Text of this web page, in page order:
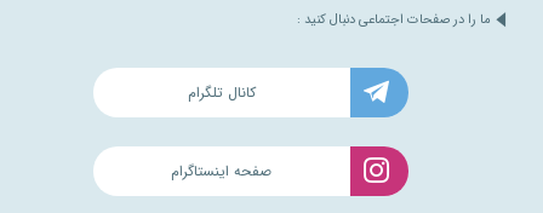
ما را در صفحات اجتماعی دنبال کنید :
کانال تلگرام
صفحه اینستاگرام